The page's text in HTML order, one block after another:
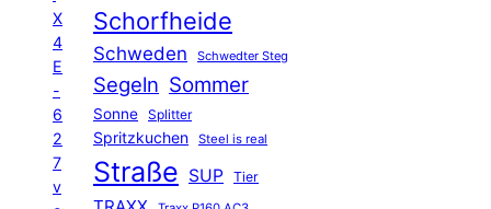
X
4
E
-
6
2
7
v
Schorfheide
Schweden Schwedter Steg
Segeln Sommer
Sonne Splitter
Spritzkuchen Steel is real
Straße SUP Tier